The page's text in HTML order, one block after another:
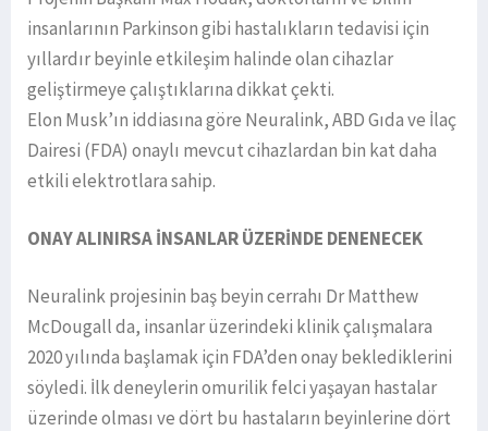
insanlarının Parkinson gibi hastalıkların tedavisi için
yıllardır beyinle etkileşim halinde olan cihazlar
geliştirmeye çalıştıklarına dikkat çekti.
Elon Musk’ın iddiasına göre Neuralink, ABD Gıda ve İlaç
Dairesi (FDA) onaylı mevcut cihazlardan bin kat daha
etkili elektrotlara sahip.
ONAY ALINIRSA İNSANLAR ÜZERİNDE DENENECEK
Neuralink projesinin baş beyin cerrahı Dr Matthew
McDougall da, insanlar üzerindeki klinik çalışmalara
2020 yılında başlamak için FDA’den onay beklediklerini
söyledi. İlk deneylerin omurilik felci yaşayan hastalar
üzerinde olması ve dört bu hastaların beyinlerine dört